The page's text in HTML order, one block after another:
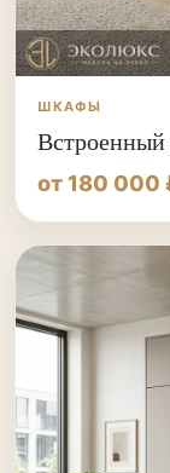
ШКАФЫ
от 180 000